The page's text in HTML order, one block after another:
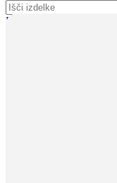
Prijava / Registracija